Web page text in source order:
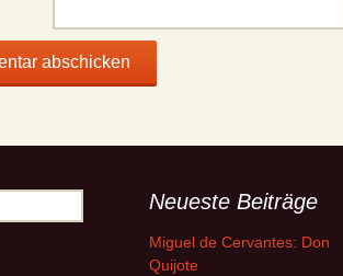
Neueste Beiträge
Miguel de Cervantes: Don
Quijote